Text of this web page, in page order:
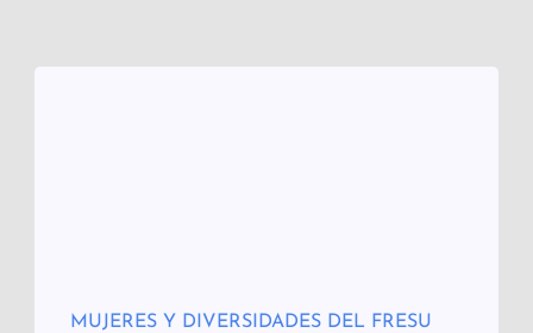
MUJERES Y DIVERSIDADES DEL FRESU